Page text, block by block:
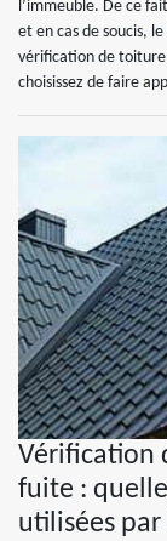
l’immeuble. De ce
et en cas de soucis,
vérification de toiture
choisissez de faire
Vérification
fuite :
utilisées par